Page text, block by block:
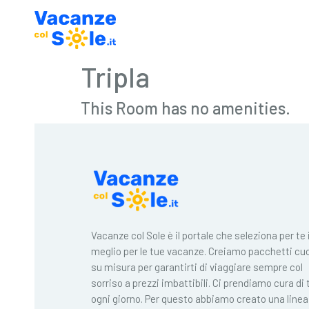
Tripla
This Room has no amenities.
Vacanze col Sole è il portale che seleziona per te
meglio per le tue vacanze. Creiamo pacchetti
su misura per garantirti di viaggiare sempre col
sorriso a prezzi imbattibili. Ci prendiamo cura di
ogni giorno. Per questo abbiamo creato una linea